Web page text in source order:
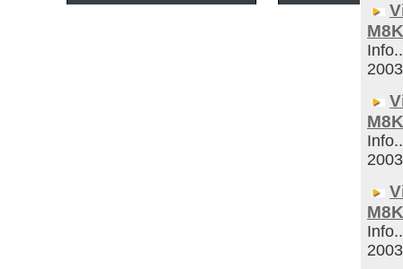
2003
2003
2003